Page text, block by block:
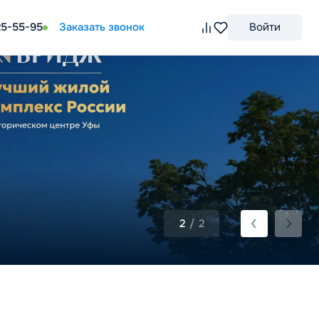
55-95 Заказать звонок Войти
2 / 2